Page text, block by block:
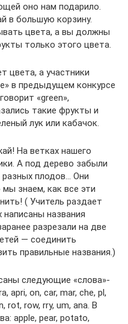
оно нам подарило.
в большую корзину.
цвета, а вы должны
только этого цвета.
цвета, а участники
в предыдущем конкурсе
«green»,
такие фрукты и
лук или кабачок.
На ветках нашего
А под дерево забыли
плодов… Они
знаем, как все эти
( Учитель раздает
названия
разрезали на две
— соединить
правильные названия.)
следующие «слова»-
apri, on, car, mar, che, pl,
rot, row, rry, um, ana. В
apple, pear, potato,